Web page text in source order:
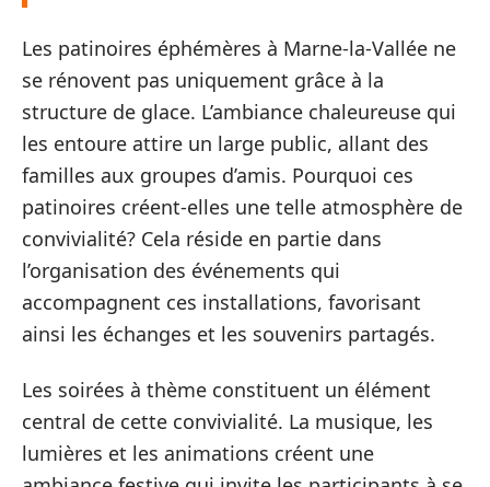
Les patinoires éphémères à Marne-la-Vallée ne
se rénovent pas uniquement grâce à la
structure de glace. L’ambiance chaleureuse qui
les entoure attire un large public, allant des
familles aux groupes d’amis. Pourquoi ces
patinoires créent-elles une telle atmosphère de
convivialité? Cela réside en partie dans
l’organisation des événements qui
accompagnent ces installations, favorisant
ainsi les échanges et les souvenirs partagés.
Les soirées à thème constituent un élément
central de cette convivialité. La musique, les
lumières et les animations créent une